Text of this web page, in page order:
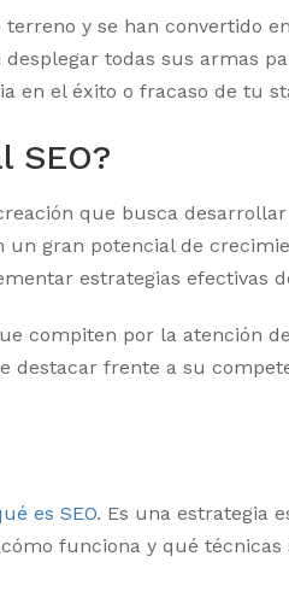
y se han convertido
todas sus armas
en el éxito o fracaso de tu
SEO?
que busca
gran potencial de
estrategias efectivas
compiten por la atención
destacar frente a su
es SEO. Es una estrategia
funciona y qué